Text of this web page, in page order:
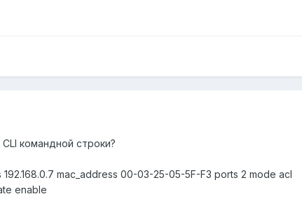
командной строки?
mac_address 00-03-25-05-5F-F3 ports 2 mode acl
enable